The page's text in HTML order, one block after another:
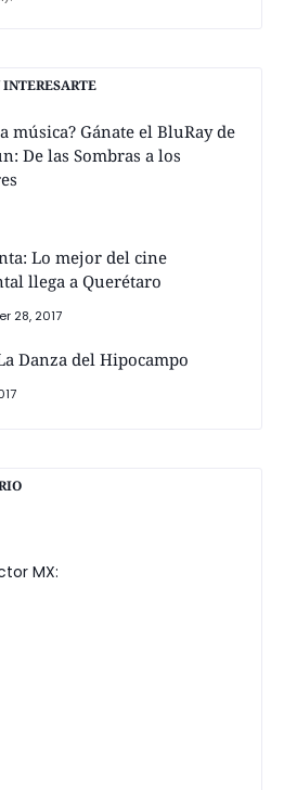
música? Gánate el BluRay de
De las Sombras a los
Lo mejor del cine
llega a Querétaro
28, 2017
Danza del Hipocampo
MX: